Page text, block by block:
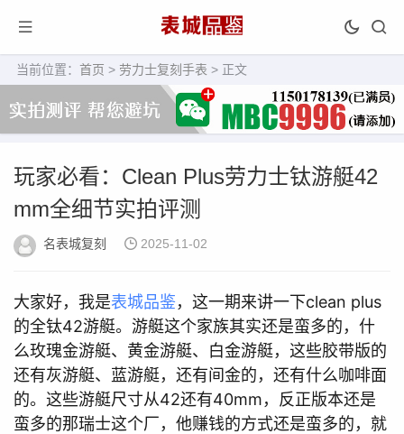
当前位置： 首页 > 劳力士复刻手表 > 正文
玩家必看：Clean Plus劳力士钛游艇42
mm全细节实拍评测
名表城复刻 2025-11-02
大家好，我是表城品鉴，这一期来讲一下clean plus
的全钛42游艇。游艇这个家族其实还是蛮多的，什
么玫瑰金游艇、黄金游艇、白金游艇，这些胶带版的
还有灰游艇、蓝游艇，还有间金的，还有什么咖啡面
的。这些游艇尺寸从42还有40mm，反正版本还是
蛮多的那瑞士这个厂，他赚钱的方式还是蛮多的，就